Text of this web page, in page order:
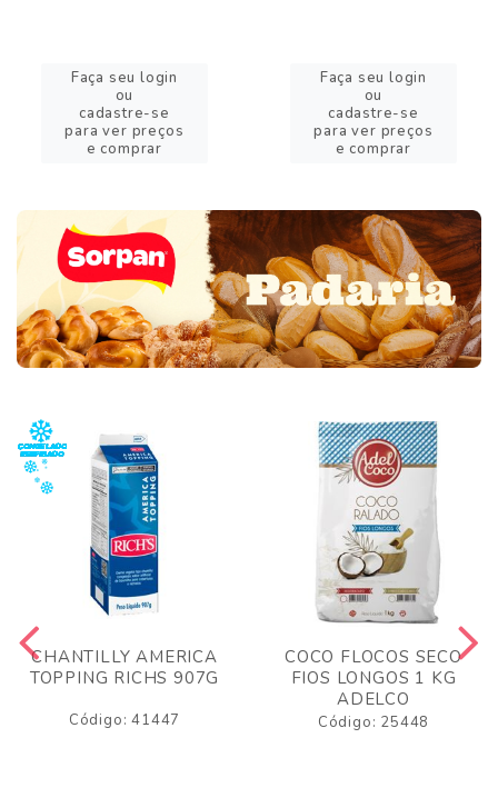
Faça seu login
ou
cadastre-se
para ver preços
e comprar
Faça seu login
ou
cadastre-se
para ver preços
e comprar
CHANTILLY AMERICA
TOPPING RICHS 907G
Código: 41447
COCO FLOCOS SECO
FIOS LONGOS 1 KG
ADELCO
Código: 25448